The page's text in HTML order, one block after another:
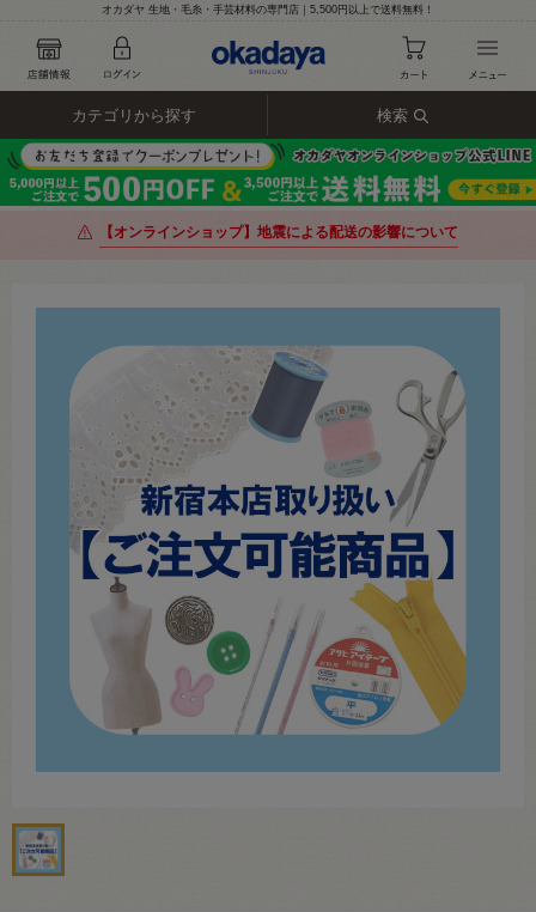
オカダヤ 生地・毛糸・手芸材料の専門店｜5,500円以上で送料無料！
カテゴリから探す 検索
【オンラインショップ】地震による配送の影響について